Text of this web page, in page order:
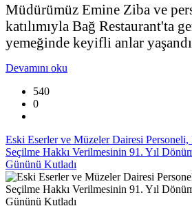
Müdürümüz Emine Ziba ve
katılımıyla Bağ Restaurant'ta
yemeğinde keyifli anlar
Devamını oku
540
0
Eski Eserler ve Müzeler Dairesi Personeli,
Seçilme Hakkı Verilmesinin 91. Yıl
Gününü Kutladı